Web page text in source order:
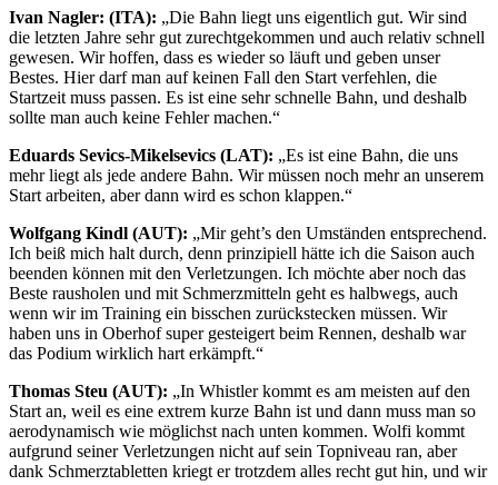
Ivan Nagler: (ITA): „Die Bahn liegt uns eigentlich gut. Wir sind
die letzten Jahre sehr gut zurechtgekommen und auch relativ schnell
gewesen. Wir hoffen, dass es wieder so läuft und geben unser
Bestes. Hier darf man auf keinen Fall den Start verfehlen, die
Startzeit muss passen. Es ist eine sehr schnelle Bahn, und deshalb
sollte man auch keine Fehler machen.“
Eduards Sevics-Mikelsevics (LAT): „Es ist eine Bahn, die uns
mehr liegt als jede andere Bahn. Wir müssen noch mehr an unserem
Start arbeiten, aber dann wird es schon klappen.“
Wolfgang Kindl (AUT): „Mir geht’s den Umständen entsprechend.
Ich beiß mich halt durch, denn prinzipiell hätte ich die Saison auch
beenden können mit den Verletzungen. Ich möchte aber noch das
Beste rausholen und mit Schmerzmitteln geht es halbwegs, auch
wenn wir im Training ein bisschen zurückstecken müssen. Wir
haben uns in Oberhof super gesteigert beim Rennen, deshalb war
das Podium wirklich hart erkämpft.“
Thomas Steu (AUT): „In Whistler kommt es am meisten auf den
Start an, weil es eine extrem kurze Bahn ist und dann muss man so
aerodynamisch wie möglichst nach unten kommen. Wolfi kommt
aufgrund seiner Verletzungen nicht auf sein Topniveau ran, aber
dank Schmerztabletten kriegt er trotzdem alles recht gut hin, und wir